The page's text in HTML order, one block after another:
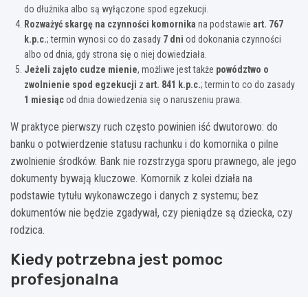
do dłużnika albo są wyłączone spod egzekucji.
Rozważyć skargę na czynności komornika na podstawie art. 767
k.p.c.; termin wynosi co do zasady 7 dni od dokonania czynności
albo od dnia, gdy strona się o niej dowiedziała.
Jeżeli zajęto cudze mienie, możliwe jest także powództwo o
zwolnienie spod egzekucji z art. 841 k.p.c.; termin to co do zasady
1 miesiącod dnia dowiedzenia się o naruszeniu prawa.
W praktyce pierwszy ruch często powinien iść dwutorowo: do
banku o potwierdzenie statusu rachunku i do komornika o pilne
zwolnienie środków. Bank nie rozstrzyga sporu prawnego, ale jego
dokumenty bywają kluczowe. Komornik z kolei działa na
podstawie tytułu wykonawczego i danych z systemu; bez
dokumentów nie będzie zgadywał, czy pieniądze są dziecka, czy
rodzica.
Kiedy potrzebna jest pomoc
profesjonalna